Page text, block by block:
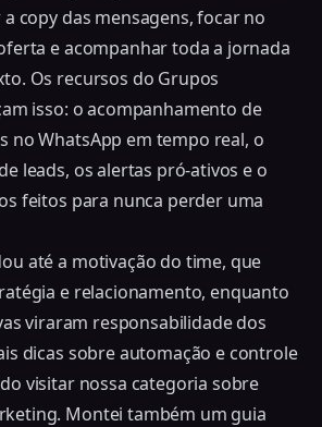
copy das mensagens, focar no
e acompanhar toda a jornada
Os recursos do Grupos
isso: oacompanhamento de
no WhatsApp em tempo real, o
leads, os alertas pró-ativos e o
feitos para nunca perder uma
até a motivação do time, que
e relacionamento, enquanto
viraram responsabilidade dos
dicas sobre automação e controle
visitar nossa categoria sobre
Montei também um guia